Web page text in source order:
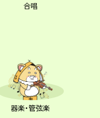
合唱
器楽・管弦楽